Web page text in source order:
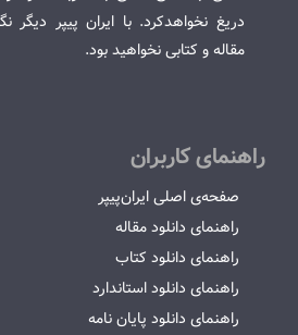
دریغ نخواهدکرد. با ایران پیپر
مقاله و کتابی نخواهید بود.
راهنمای کاربران
صفحه‌ی اصلی ایران‌پیپر
راهنمای دانلود مقاله
راهنمای دانلود کتاب
راهنمای دانلود استاندارد
راهنمای دانلود پایان نامه